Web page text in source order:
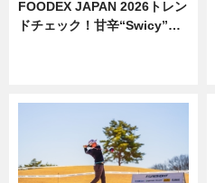
FOODEX JAPAN 2026トレン
ドチェック！甘辛“Swicy”…